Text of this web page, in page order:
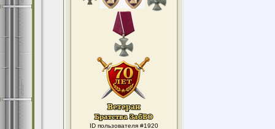
ID пользователя #1920